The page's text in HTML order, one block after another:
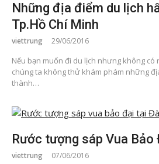
Những địa điểm du lịch
Tp.Hồ Chí Minh
viettrung 29/06/2016
Nếu bạn muốn đi du lịch nhưng không có
chúng ta không thử khám phám những
thành…
Rước tượng sáp Vua
viettrung 07/06/2016